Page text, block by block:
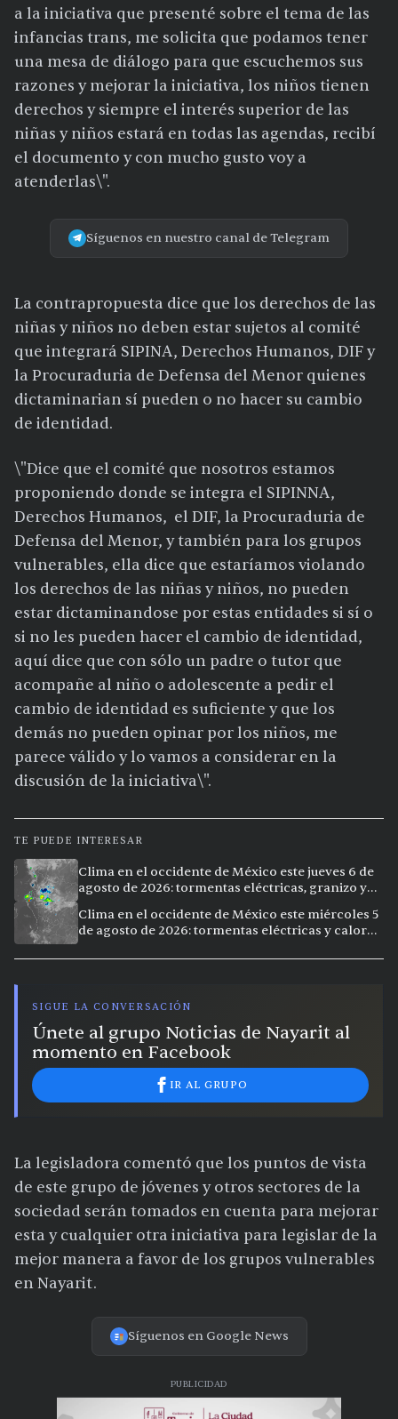
a la iniciativa que presenté sobre el tema de las
infancias trans, me solicita que podamos tener
una mesa de diálogo para que escuchemos sus
razones y mejorar la iniciativa, los niños tienen
derechos y siempre el interés superior de las
niñas y niños estará en todas las agendas, recibí
el documento y con mucho gusto voy a
atenderlas\".
Síguenos en nuestro canal de Telegram
La contrapropuesta dice que los derechos de las
niñas y niños no deben estar sujetos al comité
que integrará SIPINA, Derechos Humanos, DIF y
la Procuraduria de Defensa del Menor quienes
dictaminarian sí pueden o no hacer su cambio
de identidad.
\"Dice que el comité que nosotros estamos
proponiendo donde se integra el SIPINNA,
Derechos Humanos, el DIF, la Procuraduria de
Defensa del Menor, y también para los grupos
vulnerables, ella dice que estaríamos violando
los derechos de las niñas y niños, no pueden
estar dictaminandose por estas entidades si sí o
si no les pueden hacer el cambio de identidad,
aquí dice que con sólo un padre o tutor que
acompañe al niño o adolescente a pedir el
cambio de identidad es suficiente y que los
demás no pueden opinar por los niños, me
parece válido y lo vamos a considerar en la
discusión de la iniciativa\".
TE PUEDE INTERESAR
Clima en el occidente de México este jueves 6 de
agosto de 2026: tormentas eléctricas, granizo y
Clima en el occidente de México este miércoles 5
de agosto de 2026: tormentas eléctricas y calor
SIGUE LA CONVERSACIÓN
Únete al grupo Noticias de Nayarit al
momento en Facebook
IR AL GRUPO
La legisladora comentó que los puntos de vista
de este grupo de jóvenes y otros sectores de la
sociedad serán tomados en cuenta para mejorar
esta y cualquier otra iniciativa para legislar de la
mejor manera a favor de los grupos vulnerables
en Nayarit.
Síguenos en Google News
PUBLICIDAD